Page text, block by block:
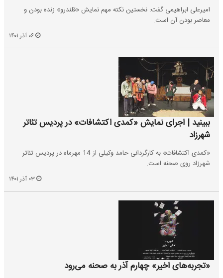
امیرعلی ابراهیمی گفت: نخستین نکته مهم نمایش «قلندرو» زنده بودن و
معاصر بودن آن است.
ببینید | اجرای نمایش «کمدی اکتشافات» در پردیس تئاتر
شهرزاد
«کمدی اکتشافات» به کارگردانی حامد وکیلی از 14 مهرماه در پردیس ‌تئاتر
‌شهرزاد ‌روی صحنه است.
«تجربه‌های اخیر» چهارم آذر به صحنه می‌رود